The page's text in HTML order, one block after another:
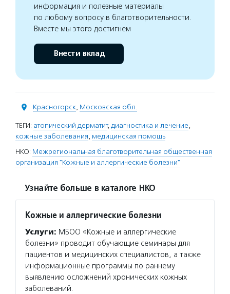
информация и полезные материалы
по любому вопросу в благотворительности.
Вместе мы этого достигнем
Внести вклад
Красногорск, Московская обл.
ТЕГИ: атопический дерматит, диагностика и лечение,
кожные заболевания, медицинская помощь
НКО: Межрегиональная благотворительная общественная
организация "Кожные и аллергические болезни"
Узнайте больше в каталоге НКО
Кожные и аллергические болезни
Услуги: МБОО «Кожные и аллергические
болезни» проводит обучающие семинары для
пациентов и медицинских специалистов, а также
информационные программы по раннему
выявлению осложнений хронических кожных
заболеваний.